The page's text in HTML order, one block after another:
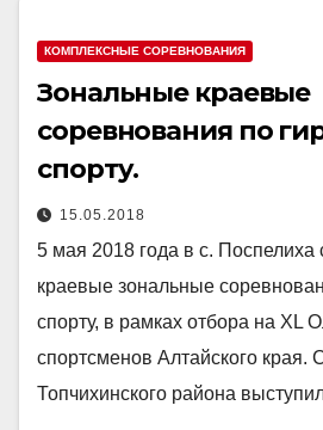
КОМПЛЕКСНЫЕ СОРЕВНОВАНИЯ
Зональные краевые
соревнования по
спорту.
15.05.2018
5 мая 2018 года в с. Поспелиха
краевые зональные
спорту, в рамках отбора на XL
спортсменов Алтайского края.
Топчихинского района